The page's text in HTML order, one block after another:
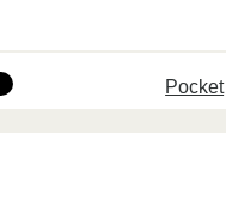
Pocket